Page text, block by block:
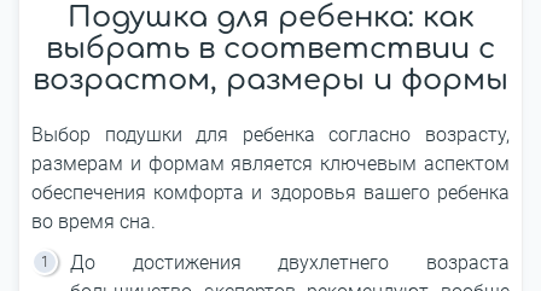
Подушка для ребенка: как
выбрать в соответствии с
возрастом, размеры и формы
Выбор подушки для ребенка согласно возрасту,
размерам и формам является ключевым аспектом
обеспечения комфорта и здоровья вашего ребенка
во время сна.
До достижения двухлетнего возраста